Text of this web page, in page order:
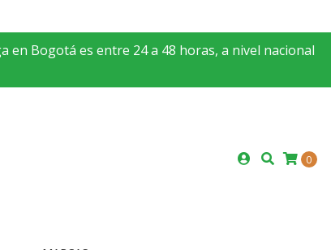
en Bogotá es entre 24 a 48 horas, a nivel nacional
0